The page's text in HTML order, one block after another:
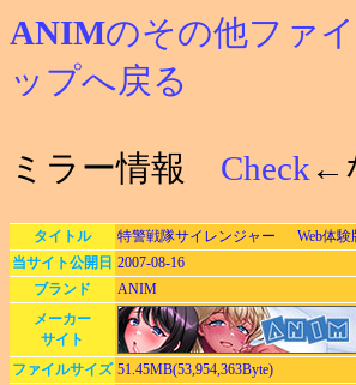
ANIMのその他ファ
ップへ戻る
ミラー情報 Check ←
タイトル
特警戦隊サイレンジャー Web体験
当サイト公開日 2007-08-16
ブランド
ANIM
メーカー
サイト
ファイルサイズ 51.45MB(53,954,363Byte)